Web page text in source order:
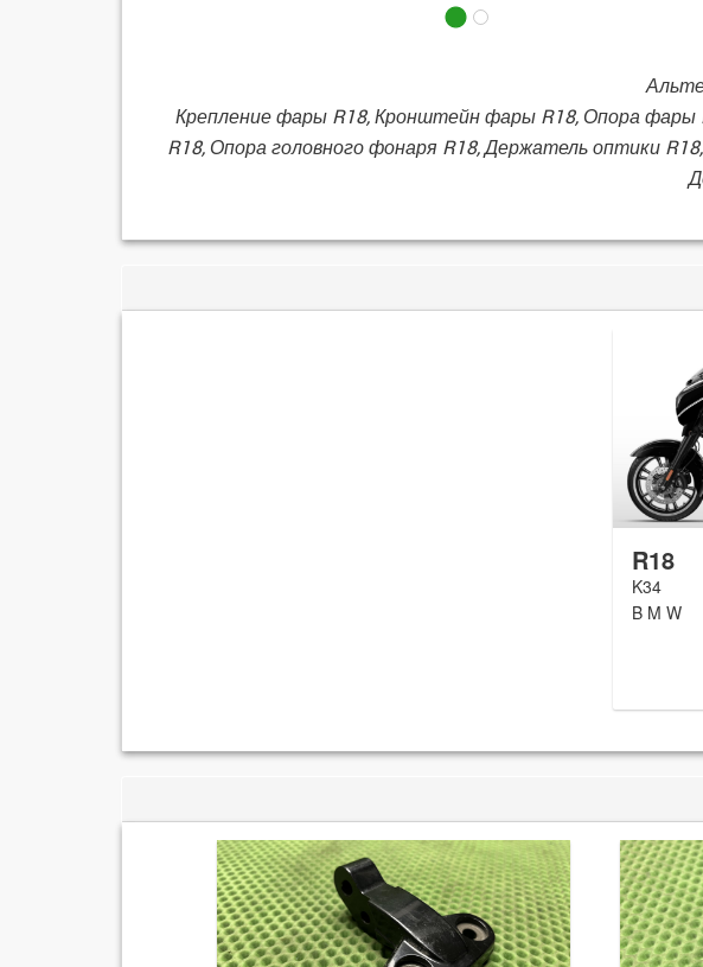
Крепление фары R18, Кронштейн фары R18, Опора
R18, Опора головного фонаря R18, Держатель оптики
R18
K34
B M W